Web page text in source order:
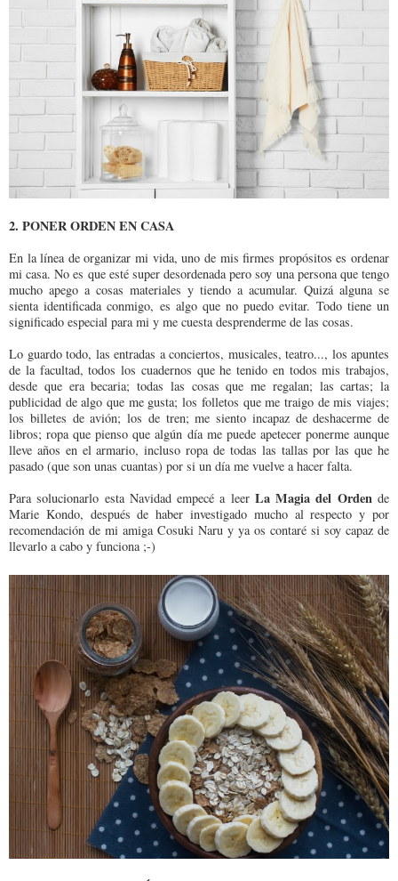
2. PONER ORDEN EN CASA
En la línea de organizar mi vida, uno de mis firmes propósitos es ordenar
mi casa. No es que esté super desordenada pero soy una persona que tengo
mucho apego a cosas materiales y tiendo a acumular. Quizá alguna se
sienta identificada conmigo, es algo que no puedo evitar. Todo tiene un
significado especial para mi y me cuesta desprenderme de las cosas.
Lo guardo todo, las entradas a conciertos, musicales, teatro..., los apuntes
de la facultad, todos los cuadernos que he tenido en todos mis trabajos,
desde que era becaria; todas las cosas que me regalan; las cartas; la
publicidad de algo que me gusta; los folletos que me traigo de mis viajes;
los billetes de avión; los de tren; me siento incapaz de deshacerme de
libros; ropa que pienso que algún día me puede apetecer ponerme aunque
lleve años en el armario, incluso ropa de todas las tallas por las que he
pasado (que son unas cuantas) por si un día me vuelve a hacer falta.
Para solucionarlo esta Navidad empecé a leer La Magia del Ordende
Marie Kondo, después de haber investigado mucho al respecto y por
recomendación de mi amiga Cosuki Naru y ya os contaré si soy capaz de
llevarlo a cabo y funciona ;-)